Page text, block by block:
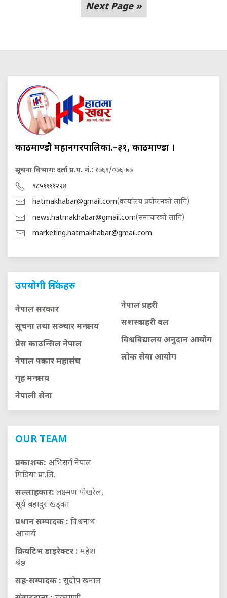
Next Page »
काठमाण्डौ महानगरपालिका.–३१, काठमाण्डौं ।
सूचना विभागः दर्ता प्र.प. नं.: १७६९/०७६-७७
९८५११११२२४
hatmakhabar@gmail.com(कार्यालय प्रयोजनको लागि)
news.hatmakhabar@gmail.com(समाचारको लागि)
marketing.hatmakhabar@gmail.com
उपयोगी लिंकहरु
नेपाल सरकार
सूचना तथा सञ्चार मन्त्रालय
प्रेस काउन्सिल नेपाल
नेपाल पत्रकार महासंघ
गृह मन्त्रालय
नेपाली सेना
नेपाल प्रहरी
सशस्त्र प्रहरी बल
विश्वविद्यालय अनुदान आयाेग
लाेक सेवा आयाेग
OUR TEAM
प्रकाशक: अभिसर्ग नेपाल
मिडिया प्रा.लि.
सल्लाहकार: लक्ष्मण पोखरेल,
सूर्य बहादुर खड्का
प्रधान सम्पादक : विश्वनाथ
आचार्य
क्रियटिभ डाइरेक्टर : महेश
श्रेष्ठ
सह-सम्पादक : सुदीप खनाल